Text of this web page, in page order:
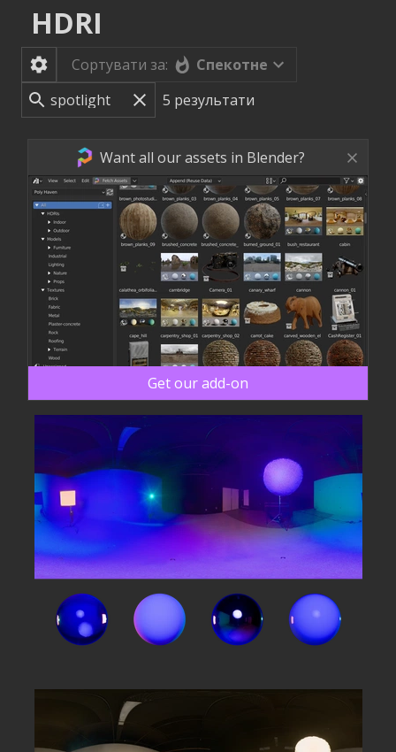
HDRI
Сортувати за:
Спекотне
5 результати
Want all our assets in Blender?
Get our add-on